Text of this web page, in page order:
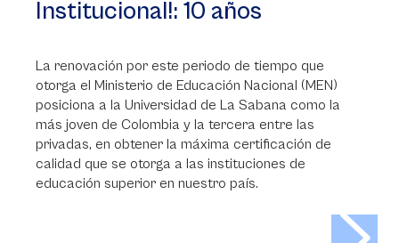
Institucional!: 10 años
La renovación por este periodo de tiempo que
otorga el Ministerio de Educación Nacional (MEN)
posiciona a la Universidad de La Sabana como la
más joven de Colombia y la tercera entre las
privadas, en obtener la máxima certificación de
calidad que se otorga a las instituciones de
educación superior en nuestro país.